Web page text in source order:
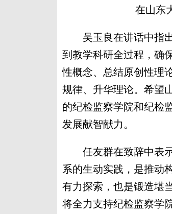
在山东
吴玉良在讲话中指出
到教学科研全过程，确
性概念、总结原创性理
规律、升华理论。希望
的纪检监察学院和纪检
发展献智献力。
任友群在致辞中表示
系的生动实践，是推动
有力探索，也是锻造堪
将全力支持纪检监察学